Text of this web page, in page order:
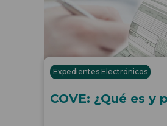
Expedientes Electrónicos
COVE: ¿Qué es y